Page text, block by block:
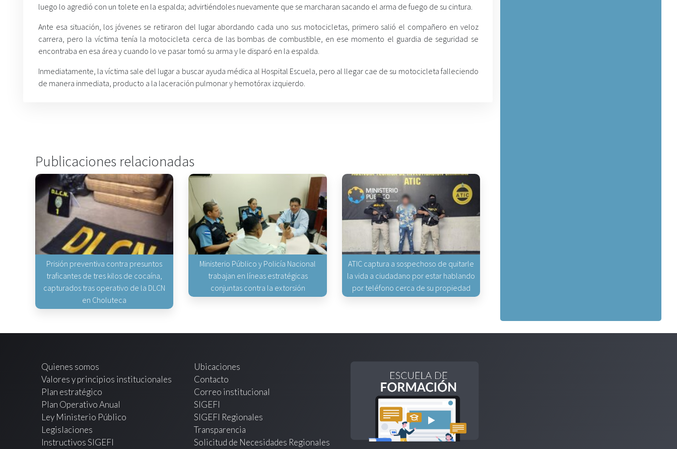
luego lo agredió con un tolete en la espalda; advirtiéndoles nuevamente que se marcharan sacando el arma de fuego de su cintura.
Ante esa situación, los jóvenes se retiraron del lugar abordando cada uno sus motocicletas, primero salió el compañero en veloz
carrera, pero la víctima tenía la motocicleta cerca de las bombas de combustible, en ese momento el guardia de seguridad se
encontraba en esa área y cuando lo ve pasar tomó su arma y le disparó en la espalda.
Inmediatamente, la víctima sale del lugar a buscar ayuda médica al Hospital Escuela, pero al llegar cae de su motocicleta falleciendo
de manera inmediata, producto a la laceración pulmonar y hemotórax izquierdo.
Publicaciones relacionadas
Prisión preventiva contra presuntos
traficantes de tres kilos de cocaína,
capturados tras operativo de la DLCN
en Choluteca
Ministerio Público y Policía Nacional
trabajan en líneas estratégicas
conjuntas contra la extorsión
ATIC captura a sospechoso de quitarle
la vida a ciudadano por estar hablando
por teléfono cerca de su propiedad
Quienes somos
Valores y principios institucionales
Plan estratégico
Plan Operativo Anual
Ley Ministerio Público
Legislaciones
Instructivos SIGEFI
Ubicaciones
Contacto
Correo institucional
SIGEFI
SIGEFI Regionales
Transparencia
Solicitud de Necesidades Regionales